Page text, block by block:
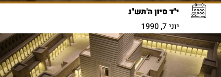
י"ד סיון ה'תש"נ
יוני 7, 1990